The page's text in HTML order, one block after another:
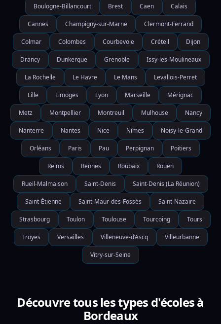
Boulogne-Billancourt Brest Caen Calais
Cannes Champigny-sur-Marne Clermont-Ferrand
Colmar Colombes Courbevoie Créteil Dijon
Drancy Dunkerque Grenoble Issy-les-Moulineaux
La Rochelle Le Havre Le Mans Levallois-Perret
Lille Limoges Lyon Marseille Mérignac
Metz Montpellier Montreuil Mulhouse Nancy
Nanterre Nantes Nice Nîmes Noisy-le-Grand
Orléans Paris Pau Perpignan Poitiers
Reims Rennes Roubaix Rouen
Rueil-Malmaison Saint-Denis Saint-Denis (La Réunion)
Saint-Étienne Saint-Maur-des-Fossés Saint-Nazaire
Strasbourg Toulon Toulouse Tourcoing Tours
Troyes Versailles Villeneuve-d’Ascq Villeurbanne
Vitry-sur-Seine
Découvre tous les types d'écoles à
Bordeaux